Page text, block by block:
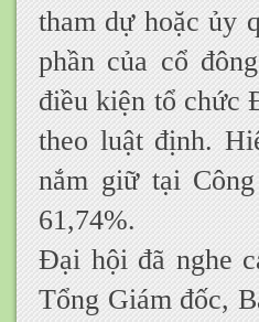
tham dự hoặc ủy
phần của cổ
điều kiện tổ chức
theo luật định.
nắm giữ tại
61,74%.
Đại hội đã nghe
Tổng Giám đốc,